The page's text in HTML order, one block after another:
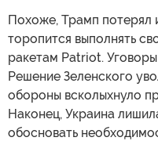
Похоже, Трамп потерял
торопится выполнять
ракетам Patriot.
Решение Зеленского
обороны всколыхнуло
Наконец, Украина
обосновать